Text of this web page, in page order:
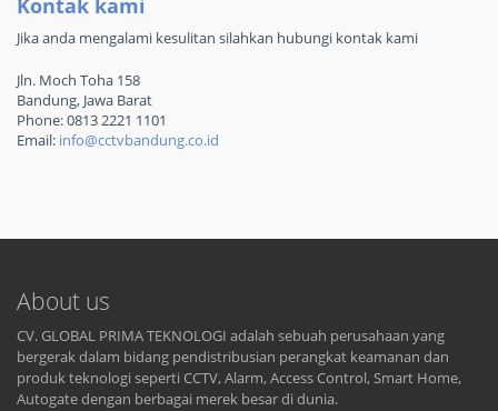
Kontak kami
Jika anda mengalami kesulitan silahkan hubungi kontak kami
Jln. Moch Toha 158
Bandung, Jawa Barat
Phone: 0813 2221 1101
Email: info@cctvbandung.co.id
About us
CV. GLOBAL PRIMA TEKNOLOGI adalah sebuah perusahaan yang
bergerak dalam bidang pendistribusian perangkat keamanan dan
produk teknologi seperti CCTV, Alarm, Access Control, Smart Home,
Autogate dengan berbagai merek besar di dunia.